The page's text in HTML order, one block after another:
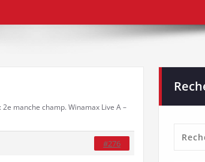
2e manche champ. Winamax Live A –
#276